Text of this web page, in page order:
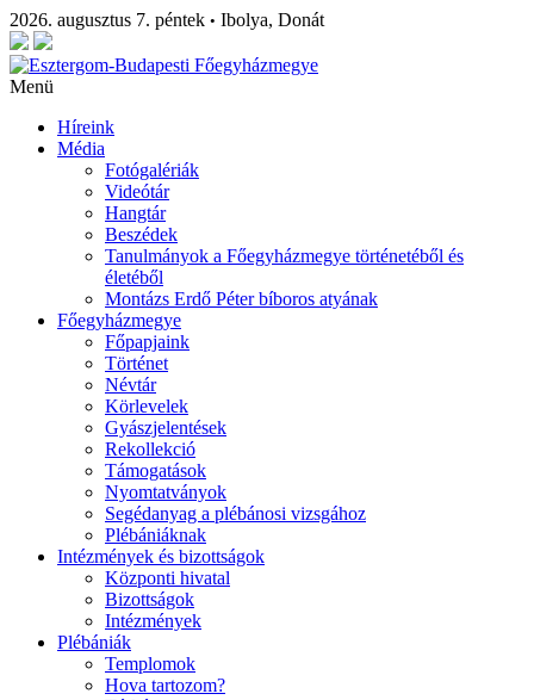
2026. augusztus 7. péntek • Ibolya, Donát
Menü
Híreink
Média
Fotógalériák
Videótár
Hangtár
Beszédek
Tanulmányok a Főegyházmegye történetéből és
életéből
Montázs Erdő Péter bíboros atyának
Főegyházmegye
Főpapjaink
Történet
Névtár
Körlevelek
Gyászjelentések
Rekollekció
Támogatások
Nyomtatványok
Segédanyag a plébánosi vizsgához
Plébániáknak
Intézmények és bizottságok
Központi hivatal
Bizottságok
Intézmények
Plébániák
Templomok
Hova tartozom?